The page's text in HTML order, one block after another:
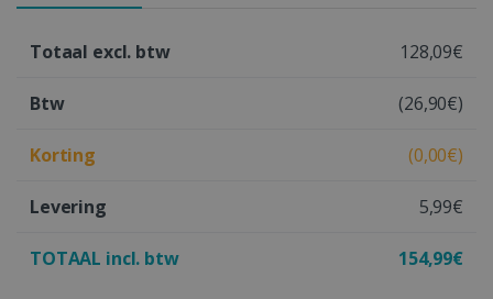
Totaal excl. btw 128,09€
Btw (26,90€)
Korting (0,00€)
Levering 5,99€
TOTAAL incl. btw 154,99€